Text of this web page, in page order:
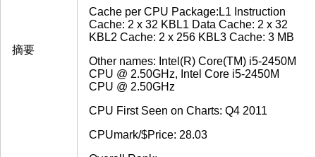
摘要
Cache per CPU Package:L1 Instruction
Cache: 2 x 32 KBL1 Data Cache: 2 x 32
KBL2 Cache: 2 x 256 KBL3 Cache: 3 MB
Other names: Intel(R) Core(TM) i5-2450M
CPU @ 2.50GHz, Intel Core i5-2450M
CPU @ 2.50GHz
CPU First Seen on Charts: Q4 2011
CPUmark/$Price: 28.03